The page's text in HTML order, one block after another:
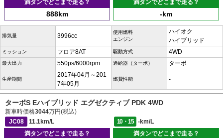
満タンでどこまで走る？
888km
満タンでどこまで走る？
-km
排気量 3996cc
使用燃料
エンジン
ハイオク
ハイブリッド
ミッション フロア8AT 駆動方式 4WD
最大出力 550ps/6000rpm 過給器（ターボ） ターボ
生産期間
2017年04月～201
7年05月
燃費性能 -
ターボS Eハイブリッド エグゼクティブ PDK 4WD
新車時価格3044万円(税込)
JC08
11.1km/L 10・15
-km/L
満タンでどこまで走る？
満タンでどこまで走る？